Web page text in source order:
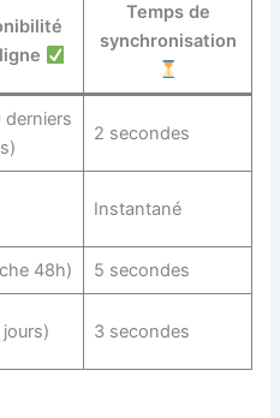
Temps de
synchronisation
derniers
2 secondes
Instantané
48h) 5 secondes
jours) 3 secondes